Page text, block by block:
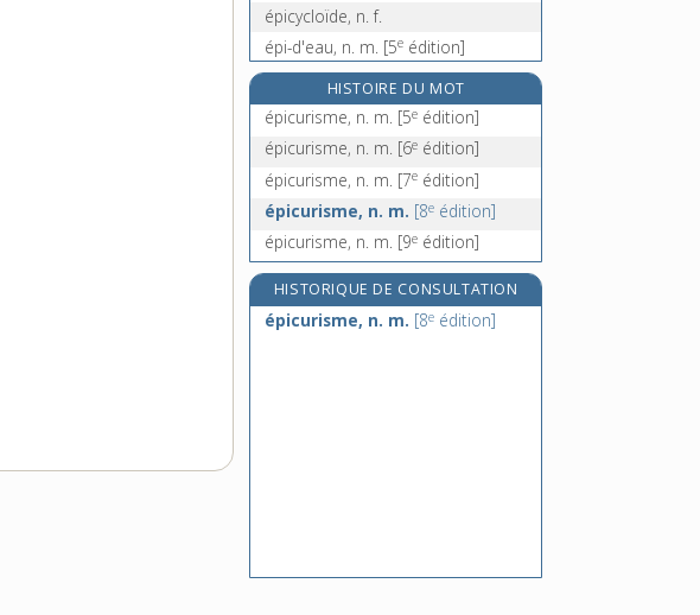
épicycloïde, n. f.
épi-d'eau, n. m. [5e édition]
épidémicité, n. f.
épidémie, n. f.
épidémiologie, n. f.
épidémique, adj.
HISTOIRE DU MOT
épicurisme, n. m. [5e édition]
épicurisme, n. m. [6e édition]
épicurisme, n. m. [7e édition]
épicurisme, n. m. [8e édition]
épicurisme, n. m. [9e édition]
HISTORIQUE DE CONSULTATION
épicurisme, n. m. [8e édition]